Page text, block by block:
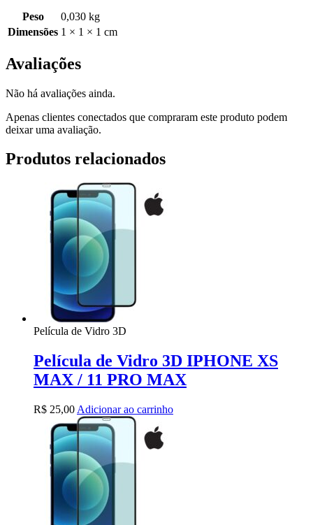
Peso
0,030 kg
Dimensões 1 × 1 × 1 cm
Avaliações
Não há avaliações ainda.
Apenas clientes conectados que compraram este produto podem
deixar uma avaliação.
Produtos relacionados
Película de Vidro 3D
Película de Vidro 3D IPHONE XS
MAX / 11 PRO MAX
R$ 25,00 Adicionar ao carrinho